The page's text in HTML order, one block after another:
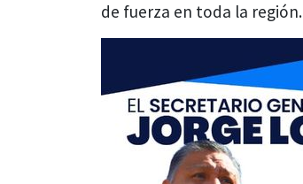
de fuerza en toda la región.